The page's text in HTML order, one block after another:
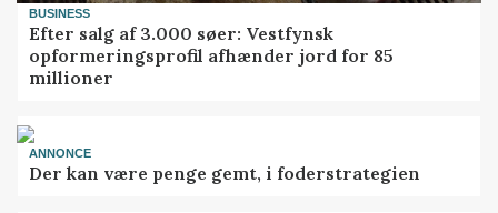
BUSINESS
Efter salg af 3.000 søer: Vestfynsk
opformeringsprofil afhænder jord for 85
millioner
ANNONCE
Der kan være penge gemt, i foderstrategien